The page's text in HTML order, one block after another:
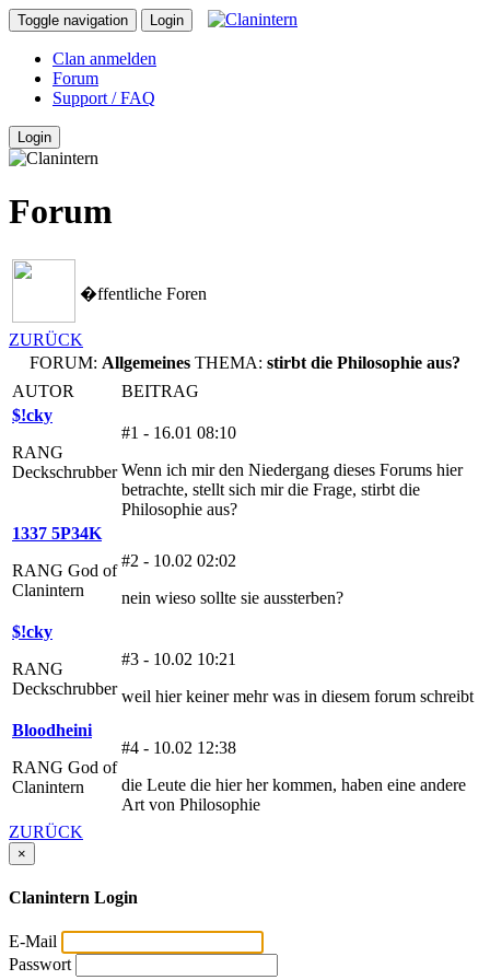
Toggle navigation Login
Clan anmelden
Forum
Support / FAQ
Login
Forum
�ffentliche Foren
ZURÜCK
FORUM: Allgemeines THEMA: stirbt die Philosophie aus?
AUTOR
BEITRAG
$!cky
RANG
Deckschrubber
#1 - 16.01 08:10
Wenn ich mir den Niedergang dieses Forums hier
betrachte, stellt sich mir die Frage, stirbt die
Philosophie aus?
1337 5P34K
RANG God of
Clanintern
#2 - 10.02 02:02
nein wieso sollte sie aussterben?
$!cky
RANG
Deckschrubber
#3 - 10.02 10:21
weil hier keiner mehr was in diesem forum schreibt
Bloodheini
RANG God of
Clanintern
#4 - 10.02 12:38
die Leute die hier her kommen, haben eine andere
Art von Philosophie
ZURÜCK
×
Clanintern Login
E-Mail
Passwort